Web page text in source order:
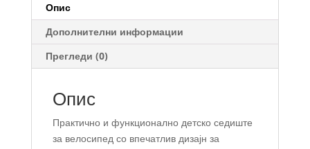
монтажа
багажник
количина
Опис
Дополнителни информации
Прегледи (0)
Опис
Практично и функционално детско седиште
за велосипед со впечатлив дизајн за